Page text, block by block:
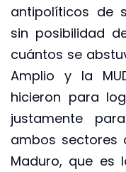
antipolíticos de
sin posibilidad
cuántos se
Amplio y la
hicieron para
justamente
ambos sectores
Maduro, que es